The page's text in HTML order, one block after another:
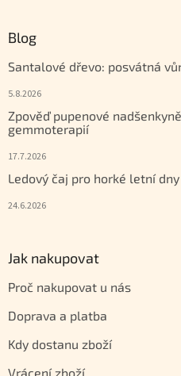
Blog
Santalové dřevo: posvátná
5.8.2026
Zpověď pupenové
gemmoterapií
17.7.2026
Ledový čaj pro horké letní dny
24.6.2026
Jak nakupovat
Proč nakupovat u nás
Doprava a platba
Kdy dostanu zboží
Vrácení zboží